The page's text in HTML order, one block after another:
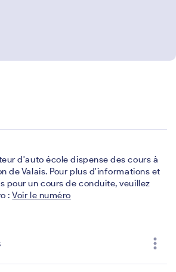
d'auto école dispense des cours à
de Valais. Pour plus d'informations et
pour un cours de conduite, veuillez
:Voir le numéro
more_vert